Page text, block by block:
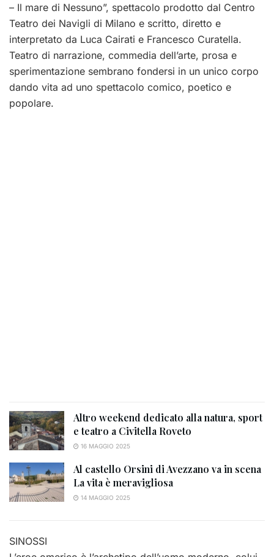
– Il mare di Nessuno”, spettacolo prodotto dal Centro
Teatro dei Navigli di Milano e scritto, diretto e
interpretato da Luca Cairati e Francesco Curatella.
Teatro di narrazione, commedia dell’arte, prosa e
sperimentazione sembrano fondersi in un unico corpo
dando vita ad uno spettacolo comico, poetico e
popolare.
Altro weekend dedicato alla natura, sport
e teatro a Civitella Roveto
16 MAGGIO 2025
Al castello Orsini di Avezzano va in scena
La vita è meravigliosa
14 MAGGIO 2025
SINOSSI